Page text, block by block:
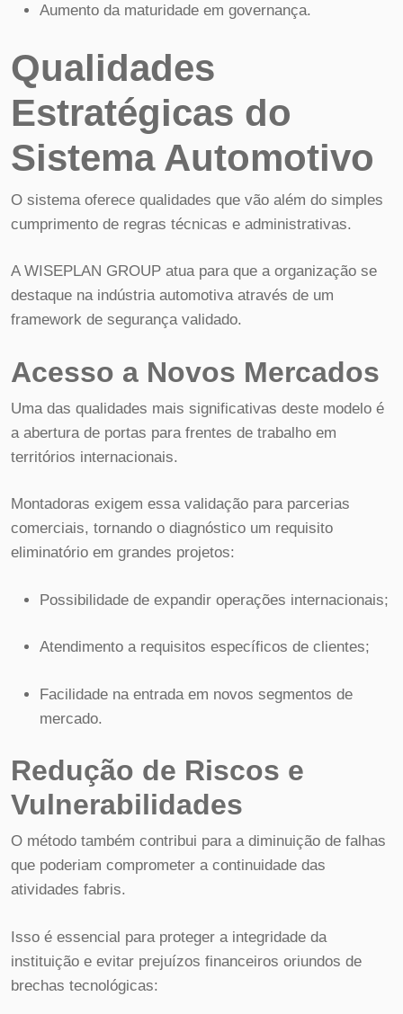
Aumento da maturidade em governança.
Qualidades
Estratégicas do
Sistema Automotivo
O sistema oferece qualidades que vão além do simples
cumprimento de regras técnicas e administrativas.
A WISEPLAN GROUP atua para que a organização se
destaque na indústria automotiva através de um
framework de segurança validado.
Acesso a Novos Mercados
Uma das qualidades mais significativas deste modelo é
a abertura de portas para frentes de trabalho em
territórios internacionais.
Montadoras exigem essa validação para parcerias
comerciais, tornando o diagnóstico um requisito
eliminatório em grandes projetos:
Possibilidade de expandir operações internacionais;
Atendimento a requisitos específicos de clientes;
Facilidade na entrada em novos segmentos de
mercado.
Redução de Riscos e
Vulnerabilidades
O método também contribui para a diminuição de falhas
que poderiam comprometer a continuidade das
atividades fabris.
Isso é essencial para proteger a integridade da
instituição e evitar prejuízos financeiros oriundos de
brechas tecnológicas: